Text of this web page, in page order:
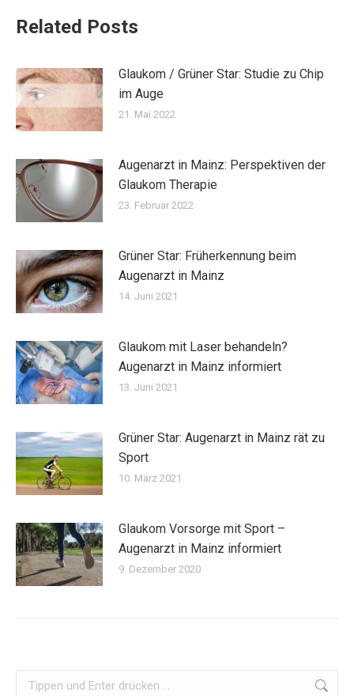
Related Posts
Glaukom / Grüner Star: Studie zu Chip
im Auge
21. Mai 2022
Augenarzt in Mainz: Perspektiven der
Glaukom Therapie
23. Februar 2022
Grüner Star: Früherkennung beim
Augenarzt in Mainz
14. Juni 2021
Glaukom mit Laser behandeln?
Augenarzt in Mainz informiert
13. Juni 2021
Grüner Star: Augenarzt in Mainz rät zu
Sport
10. März 2021
Glaukom Vorsorge mit Sport –
Augenarzt in Mainz informiert
9. Dezember 2020
Search: